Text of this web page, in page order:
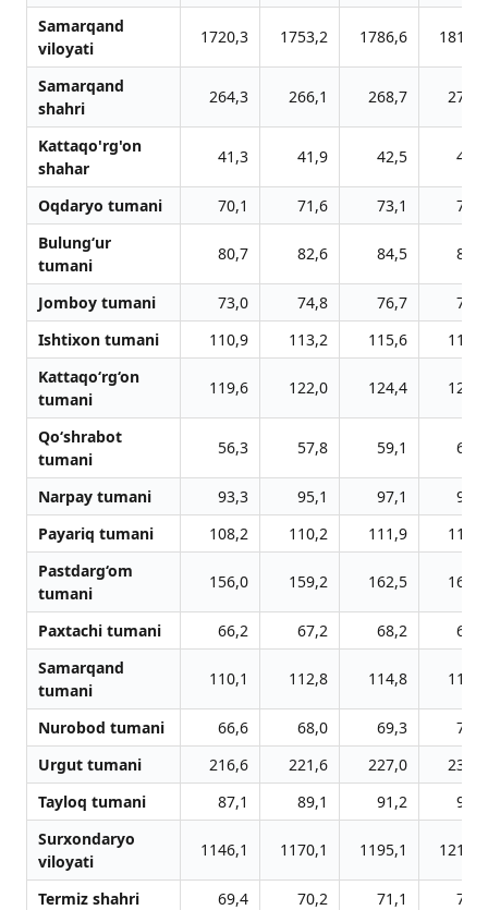
Samarqand
viloyati
1720,3 1753,2 1786,6 1819,5
Samarqand
shahri
264,3 266,1 268,7 270,8
Kattaqo'rg'on
shahar
41,3 41,9 42,5 43,2
Oqdaryo tumani 70,1 71,6 73,1
74,6
Bulung‘ur
tumani
80,7 82,6 84,5 86,3
Jomboy tumani 73,0 74,8 76,7
78,5
Ishtixon tumani
110,9 113,2 115,6
118,0
Kattaqo‘rg‘on
tumani
119,6 122,0 124,4 126,7
Qo‘shrabot
tumani
56,3 57,8 59,1 60,3
Narpay tumani 93,3 95,1 97,1
99,0
Payariq tumani
108,2 110,2 111,9
113,9
Pastdarg‘om
tumani
156,0 159,2 162,5 166,0
Paxtachi tumani 66,2 67,2 68,2
69,2
Samarqand
tumani
110,1 112,8 114,8 117,3
Nurobod tumani 66,6 68,0 69,3
70,5
Urgut tumani
216,6 221,6 227,0
232,0
Tayloq tumani
87,1 89,1 91,2
93,2
Surxondaryo
viloyati
1146,1 1170,1 1195,1 1219,8
Termiz shahri 69,4 70,2 71,1
72,2